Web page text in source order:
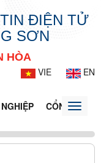
ĐIỆN TỬ
SƠN
HÒA
VIE
EN
CỔNG DỊCH
Toggle